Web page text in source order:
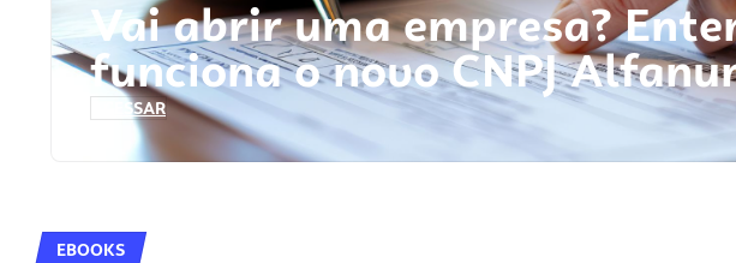
Vai abrir uma empresa?
funciona o novo CNPJ
ACESSAR
EBOOKS